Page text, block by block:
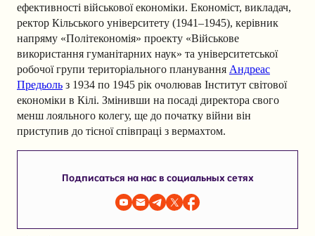
ефективності військової економіки. Економіст, викладач,
ректор Кільського університету (1941–1945), керівник
напряму «Політекономія» проекту «Військове
використання гуманітарних наук» та університетської
робочої групи територіального планування Андреас
Предьоль з 1934 по 1945 рік очолював Інститут світової
економіки в Кілі. Змінивши на посаді директора свого
менш лояльного колегу, ще до початку війни він
приступив до тісної співпраці з вермахтом.
Подписаться на нас в социальных сетях